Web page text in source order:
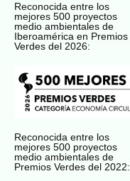
Reconocida entre los
mejores 500 proyectos
medio ambientales de
Iberoamérica en Premios
Verdes del 2026:
Reconocida entre los
mejores 500 proyectos
medio ambientales de
Premios Verdes del 2022: